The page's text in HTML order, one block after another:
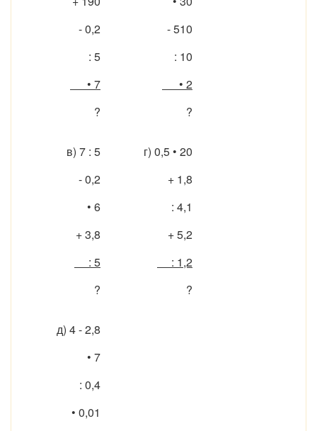
- 0,2
: 5
• 7
?
- 510
: 10
• 2
?
в) 7 : 5
- 0,2
• 6
+ 3,8
: 5
?
г) 0,5 • 20
+ 1,8
: 4,1
+ 5,2
: 1,2
?
д) 4 - 2,8
• 7
: 0,4
• 0,01